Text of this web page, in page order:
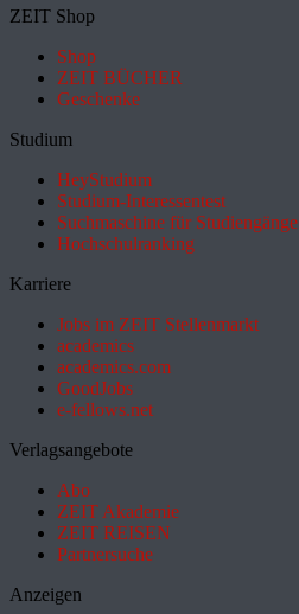
ZEIT Shop
Shop
ZEIT BÜCHER
Geschenke
Studium
HeyStudium
Studium-Interessentest
Suchmaschine für Studiengänge
Hochschulranking
Karriere
Jobs im ZEIT Stellenmarkt
academics
academics.com
GoodJobs
e-fellows.net
Verlagsangebote
Abo
ZEIT Akademie
ZEIT REISEN
Partnersuche
Anzeigen